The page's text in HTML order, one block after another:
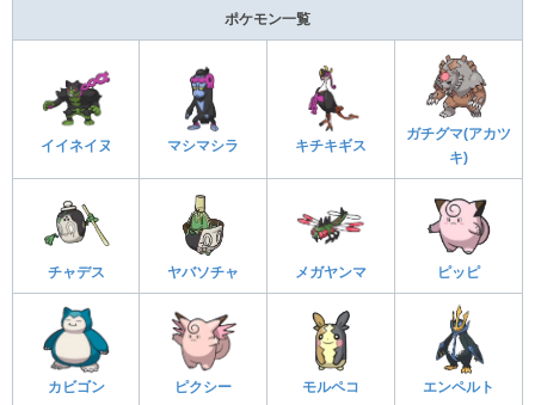
ポケモン一覧
イイネイヌ マシマシラ キチキギス
ガチグマ(アカツ
キ)
チャデス ヤバソチャ メガヤンマ ピッピ
カビゴン ピクシー モルペコ エンペルト